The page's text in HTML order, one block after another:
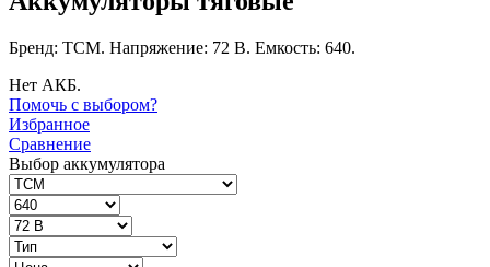
Бренд: TCM. Напряжение: 72 В. Емкость: 640.
Нет АКБ.
Помочь с выбором?
Избранное
Сравнение
Выбор аккумулятора